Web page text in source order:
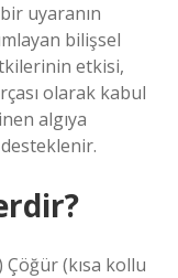
uyaranın
bilişsel
etkisi,
olarak kabul
algıya
(kısa kollu